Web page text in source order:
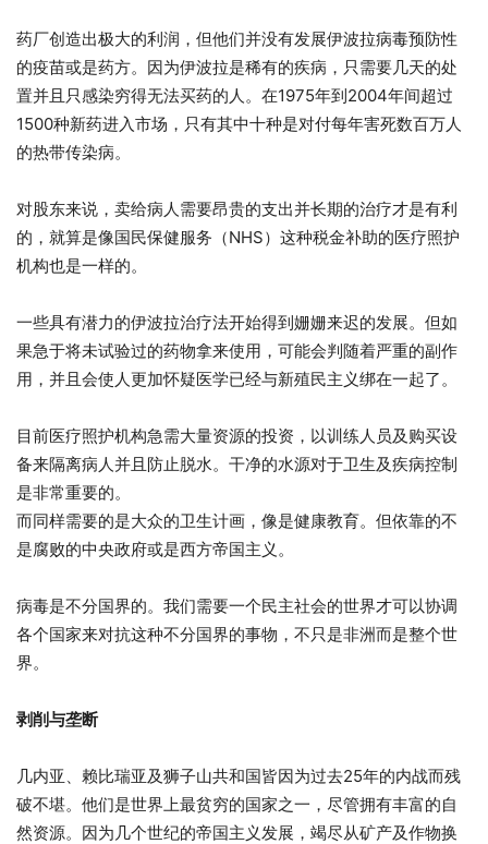
药厂创造出极大的利润，但他们并没有发展伊波拉病毒预防性
的疫苗或是药方。因为伊波拉是稀有的疾病，只需要几天的处
置并且只感染穷得无法买药的人。在1975年到2004年间超过
1500种新药进入市场，只有其中十种是对付每年害死数百万人
的热带传染病。
对股东来说，卖给病人需要昂贵的支出并长期的治疗才是有利
的，就算是像国民保健服务（NHS）这种税金补助的医疗照护
机构也是一样的。
一些具有潜力的伊波拉治疗法开始得到姗姗来迟的发展。但如
果急于将未试验过的药物拿来使用，可能会判随着严重的副作
用，并且会使人更加怀疑医学已经与新殖民主义绑在一起了。
目前医疗照护机构急需大量资源的投资，以训练人员及购买设
备来隔离病人并且防止脱水。干净的水源对于卫生及疾病控制
是非常重要的。
而同样需要的是大众的卫生计画，像是健康教育。但依靠的不
是腐败的中央政府或是西方帝国主义。
病毒是不分国界的。我们需要一个民主社会的世界才可以协调
各个国家来对抗这种不分国界的事物，不只是非洲而是整个世
界。
剥削与垄断
几内亚、赖比瑞亚及狮子山共和国皆因为过去25年的内战而残
破不堪。他们是世界上最贫穷的国家之一，尽管拥有丰富的自
然资源。因为几个世纪的帝国主义​​发展，竭尽从矿产及作物换